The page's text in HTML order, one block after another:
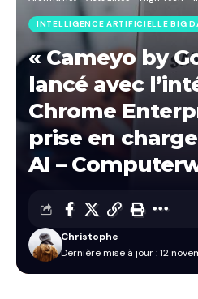
INTELLIGENCE ARTIFICIELLE BIG
« Cameyo by
lancé avec
Chrome
prise en
AI –
Dernière mise à jour : 12
Christophe